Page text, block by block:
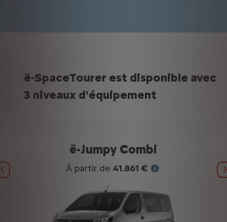
ë-SpaceTourer est disponible avec
3 niveaux d'équipement
Précédent
ë-Jumpy Combi
À partir de41.861 €